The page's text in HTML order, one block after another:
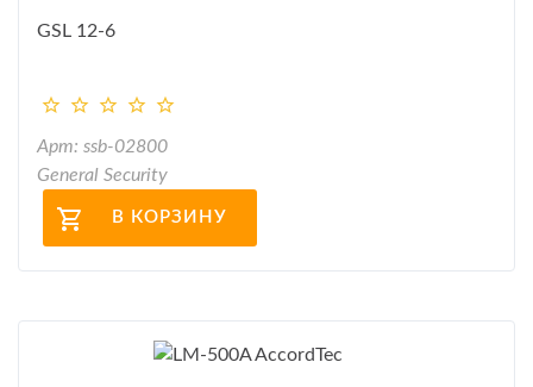
GSL 12-6
Арт: ssb-02800
General Security
В КОРЗИНУ